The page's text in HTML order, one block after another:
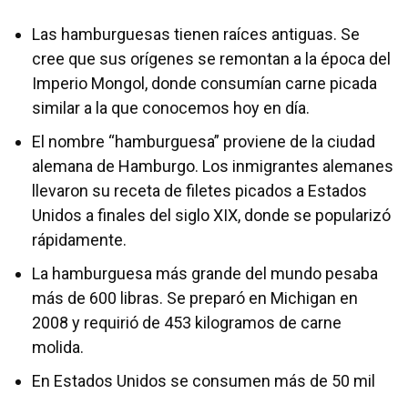
Las hamburguesas tienen raíces antiguas. Se
cree que sus orígenes se remontan a la época del
Imperio Mongol, donde consumían carne picada
similar a la que conocemos hoy en día.
El nombre “hamburguesa” proviene de la ciudad
alemana de Hamburgo. Los inmigrantes alemanes
llevaron su receta de filetes picados a Estados
Unidos a finales del siglo XIX, donde se popularizó
rápidamente.
La hamburguesa más grande del mundo pesaba
más de 600 libras. Se preparó en Michigan en
2008 y requirió de 453 kilogramos de carne
molida.
En Estados Unidos se consumen más de 50 mil